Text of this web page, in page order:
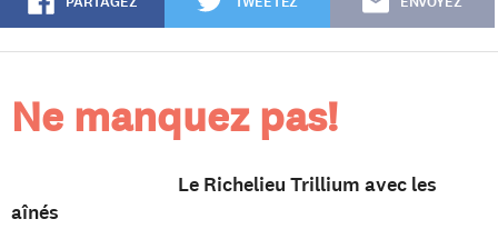
Ne manquez pas!
Le Richelieu Trillium avec les
aînés